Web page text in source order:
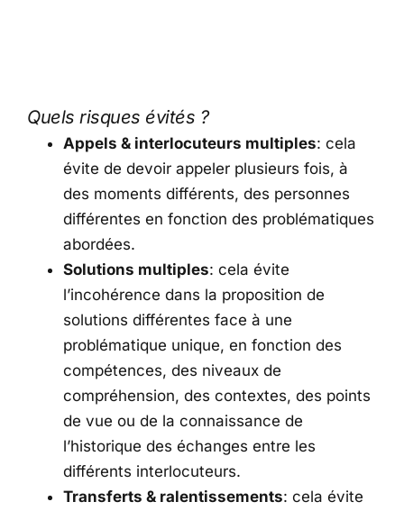
Quels risques évités ?
Appels & interlocuteurs multiples: cela
évite de devoir appeler plusieurs fois, à
des moments différents, des personnes
différentes en fonction des problématiques
abordées.
Solutions multiples: cela évite
l’incohérence dans la proposition de
solutions différentes face à une
problématique unique, en fonction des
compétences, des niveaux de
compréhension, des contextes, des points
de vue ou de la connaissance de
l’historique des échanges entre les
différents interlocuteurs.
Transferts & ralentissements: cela évite